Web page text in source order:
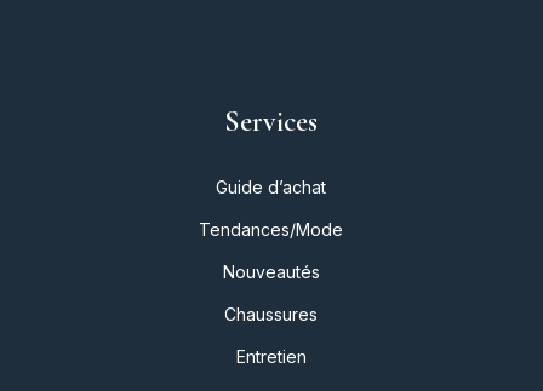
Services
Guide d’achat
Tendances/Mode
Nouveautés
Chaussures
Entretien